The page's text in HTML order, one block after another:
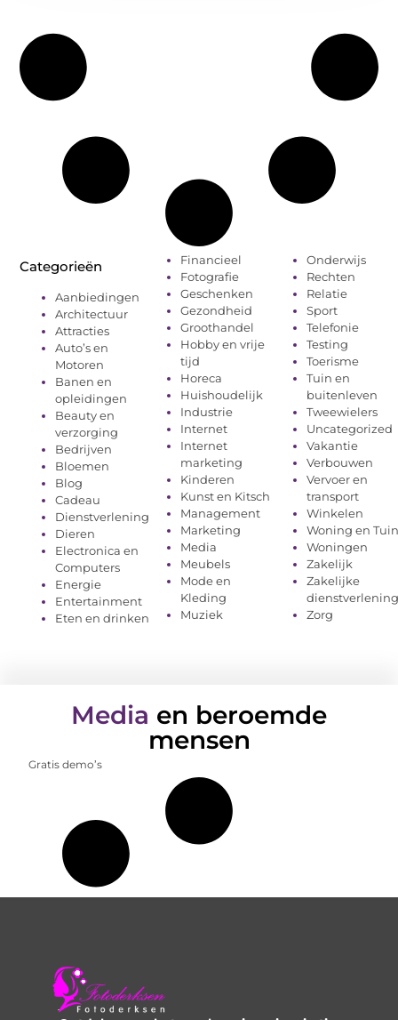
Categorieën
Aanbiedingen
Architectuur
Attracties
Auto’s en
Motoren
Banen en
opleidingen
Beauty en
verzorging
Bedrijven
Bloemen
Blog
Cadeau
Dienstverlening
Dieren
Electronica en
Computers
Energie
Entertainment
Eten en drinken
Financieel
Fotografie
Geschenken
Gezondheid
Groothandel
Hobby en vrije
tijd
Horeca
Huishoudelijk
Industrie
Internet
Internet
marketing
Kinderen
Kunst en Kitsch
Management
Marketing
Media
Meubels
Mode en
Kleding
Muziek
Onderwijs
Rechten
Relatie
Sport
Telefonie
Testing
Toerisme
Tuin en
buitenleven
Tweewielers
Uncategorized
Vakantie
Verbouwen
Vervoer en
transport
Winkelen
Woning en Tuin
Woningen
Zakelijk
Zakelijke
dienstverlening
Zorg
Media en beroemde
mensen
Gratis demo’s